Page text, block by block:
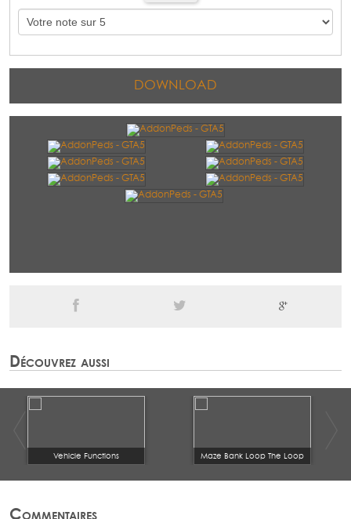
DOWNLOAD
Découvrez aussi
Vehicle Functions Maze Bank Loop The Loop
Commentaires